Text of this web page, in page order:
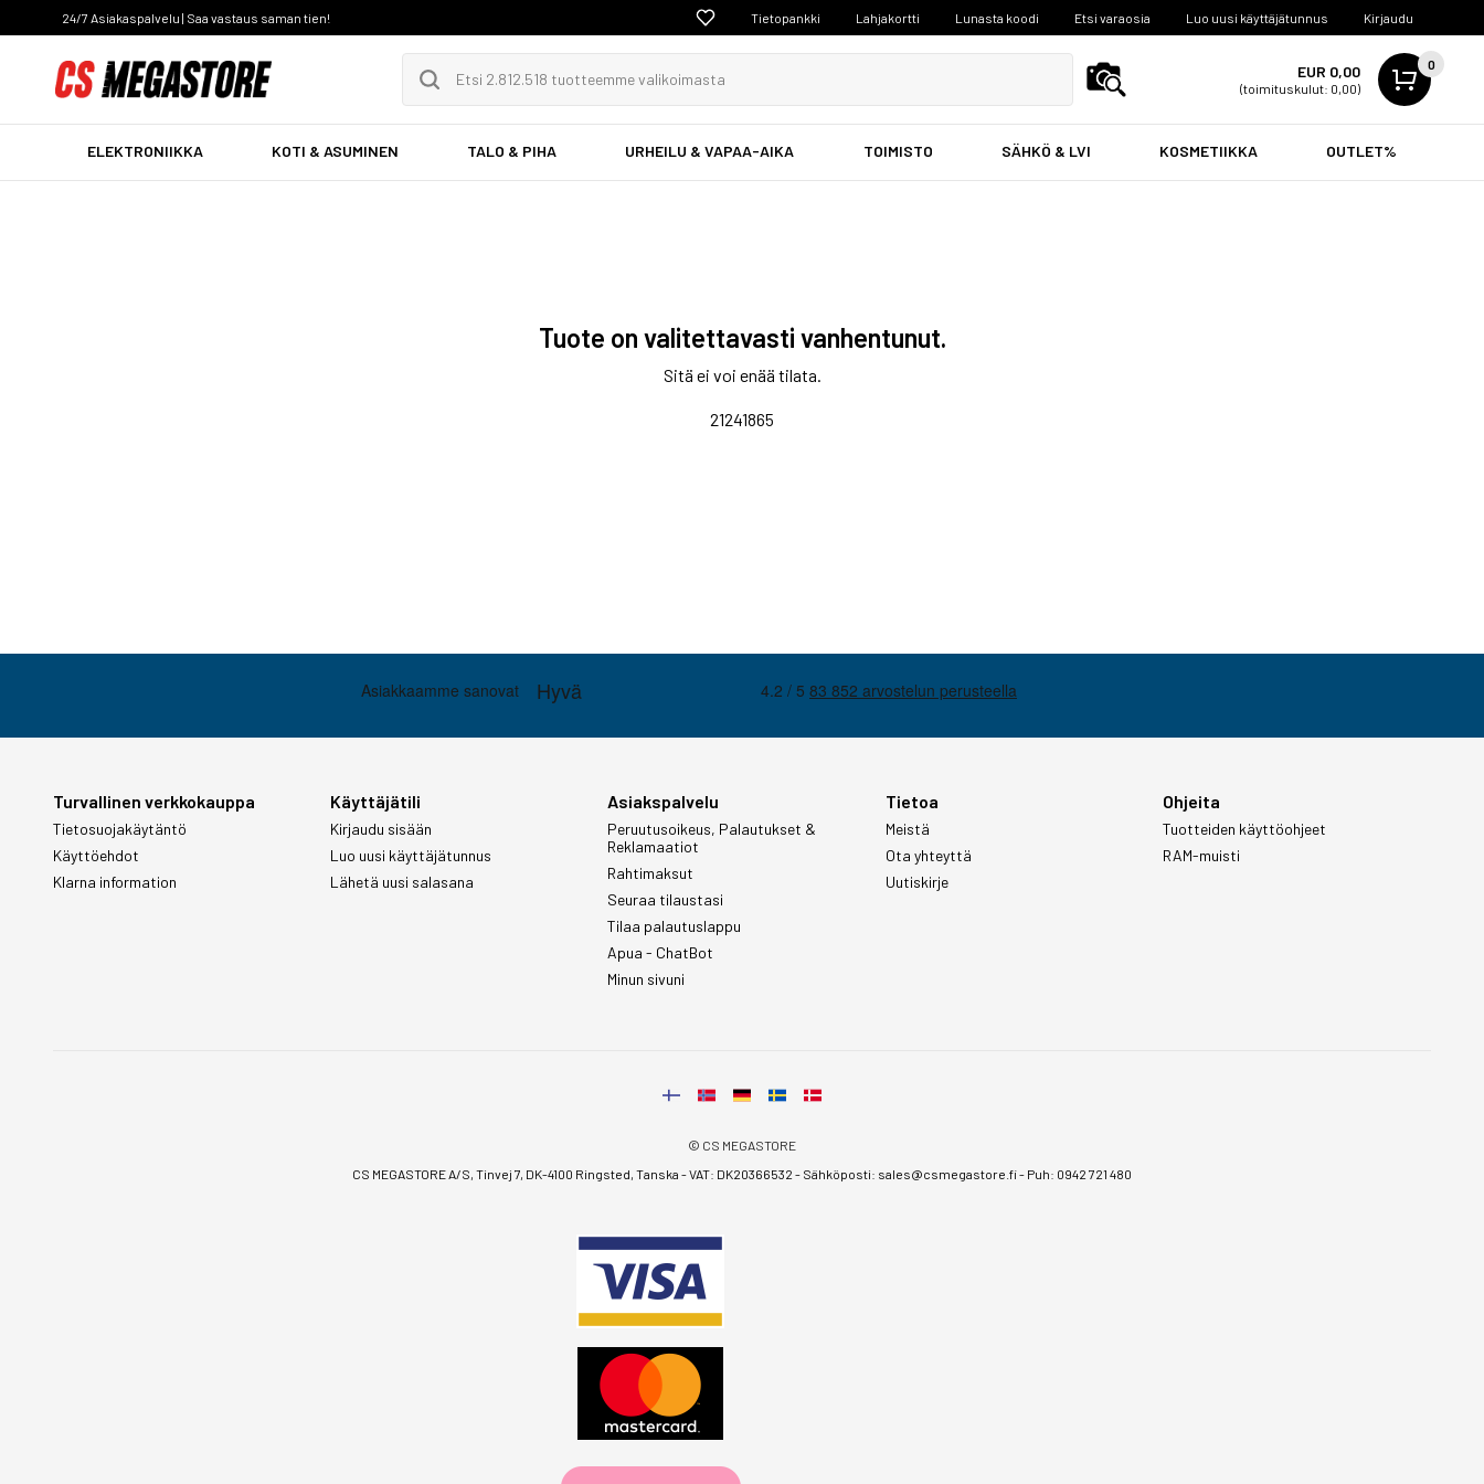
24/7 Asiakaspalvelu | Saa vastaus saman tien! Tietopankki Lahjakortti Lunasta koodi Etsi varaosia Luo uusi käyttäjätunnus Kirjaudu
EUR 0,00
(toimituskulut: 0,00)
0
ELEKTRONIIKKA KOTI & ASUMINEN TALO & PIHA URHEILU & VAPAA-AIKA TOIMISTO SÄHKÖ & LVI KOSMETIIKKA OUTLET%
Tuote on valitettavasti vanhentunut.
Sitä ei voi enää tilata.
21241865
Turvallinen verkkokauppa
Tietosuojakäytäntö
Käyttöehdot
Klarna information
Käyttäjätili
Kirjaudu sisään
Luo uusi käyttäjätunnus
Lähetä uusi salasana
Asiakspalvelu
Peruutusoikeus, Palautukset &
Reklamaatiot
Rahtimaksut
Seuraa tilaustasi
Tilaa palautuslappu
Apua - ChatBot
Minun sivuni
Tietoa
Meistä
Ota yhteyttä
Uutiskirje
Ohjeita
Tuotteiden käyttöohjeet
RAM-muisti
© CS MEGASTORE
CS MEGASTORE A/S, Tinvej 7, DK-4100 Ringsted, Tanska - VAT: DK20366532 - Sähköposti: sales@csmegastore.fi- Puh: 0942 721 480